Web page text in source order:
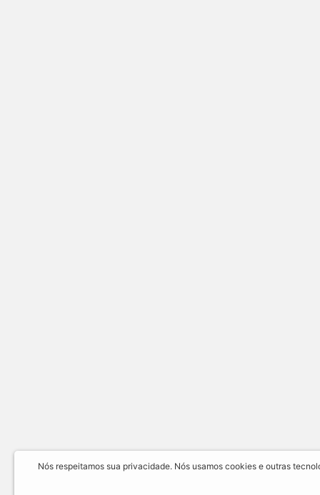
Nós respeitamos sua privacidade. Nós usamos cookies e outras